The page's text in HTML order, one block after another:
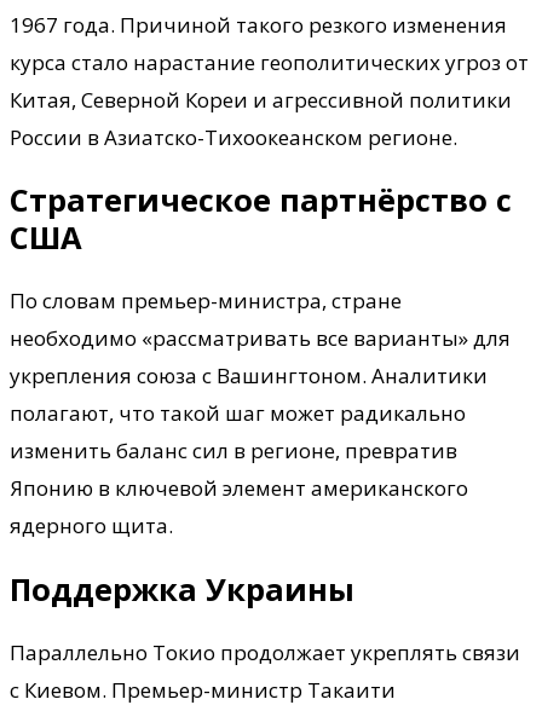
1967 года. Причиной такого резкого изменения
курса стало нарастание геополитических угроз от
Китая, Северной Кореи и агрессивной политики
России в Азиатско-Тихоокеанском регионе.
Стратегическое партнёрство с
США
По словам премьер-министра, стране
необходимо «рассматривать все варианты» для
укрепления союза с Вашингтоном. Аналитики
полагают, что такой шаг может радикально
изменить баланс сил в регионе, превратив
Японию в ключевой элемент американского
ядерного щита.
Поддержка Украины
Параллельно Токио продолжает укреплять связи
с Киевом. Премьер-министр Такаити